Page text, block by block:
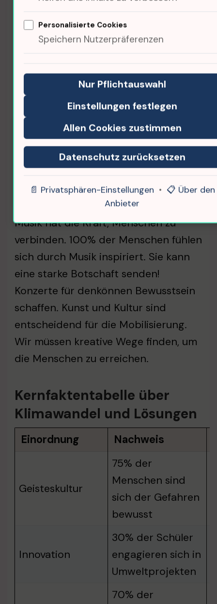
besser einbeziehen?
Die Kraft der Musik im
Klimawandel
Musik hat die Kraft, Menschen zu
verbinden. 100% der Menschen fühlen
sich durch Musik inspiriert. Sie kann
eine starke Botschaft senden!
Konzerte für denkönnen Bewusstsein
schaffen. Kunst und Kultur sind
entscheidend für die Mobilisierung.
Wir müssen kreative Wege finden, um
die Menschen zu erreichen.
Kernfaktentabelle über
Klimawandel und Lösungen
Einordnung Nachweis
Geisteskultur
75% der
Menschen sind
sich der Gefahren
bewusst
Innovation
30% der Schüler
engagieren sich in
Umweltprojekten
70% der
Personalisierte Cookies
Speichern Nutzerpräferenzen
Nur Pflichtauswahl
Einstellungen festlegen
Allen Cookies zustimmen
Datenschutz zurücksetzen
📄 Privatsphären-Einstellungen • 📋 Über den
Anbieter